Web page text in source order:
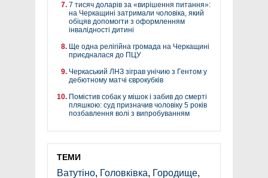
7 тисяч доларів за «вирішення питання»:
на Черкащині затримали чоловіка, який
обіцяв допомогти з оформленням
інвалідності дитині
Ще одна релігійна громада на Черкащині
приєдналася до ПЦУ
Черкаський ЛНЗ зіграв унічию з Гентом у
дебютному матчі єврокубків
Помістив собак у мішок і забив до смерті
пляшкою: суд призначив чоловіку 5 років
позбавлення волі з випробуванням
ТЕМИ
Ватутіно, Головківка, Городище,